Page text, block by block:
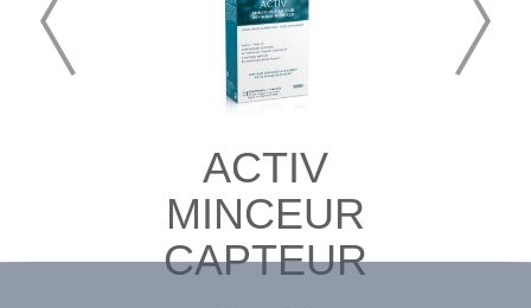
ACTIV
MINCEUR
CAPTEUR